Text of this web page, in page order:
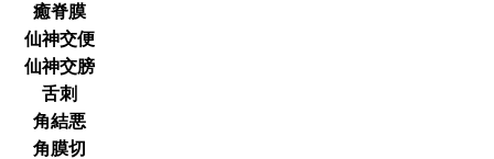
癒脊膜
仙神交便
仙神交膀
舌刺
角結悪
角膜切